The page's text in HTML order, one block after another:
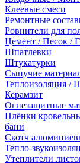
Клеевые смеси
Ремонтные
Ровнители для
Цемент / Песок /
Шпатлевки
Штукатурки
Сыпучие
Теплоизоляция /
Керамзит
Огнезащитные
Плёнки
бани
Скотч
Тепло-
Утеплители